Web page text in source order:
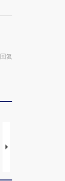
回复
马航飞行员跨国走私7